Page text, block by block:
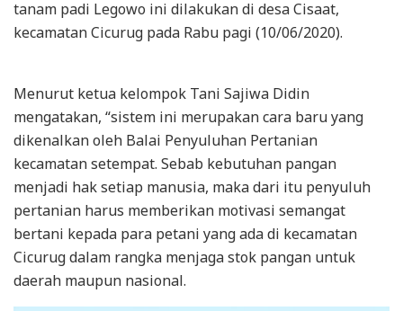
tanam padi Legowo ini dilakukan di desa Cisaat,
kecamatan Cicurug pada Rabu pagi (10/06/2020).
Menurut ketua kelompok Tani Sajiwa Didin
mengatakan, “sistem ini merupakan cara baru yang
dikenalkan oleh Balai Penyuluhan Pertanian
kecamatan setempat. Sebab kebutuhan pangan
menjadi hak setiap manusia, maka dari itu penyuluh
pertanian harus memberikan motivasi semangat
bertani kepada para petani yang ada di kecamatan
Cicurug dalam rangka menjaga stok pangan untuk
daerah maupun nasional.